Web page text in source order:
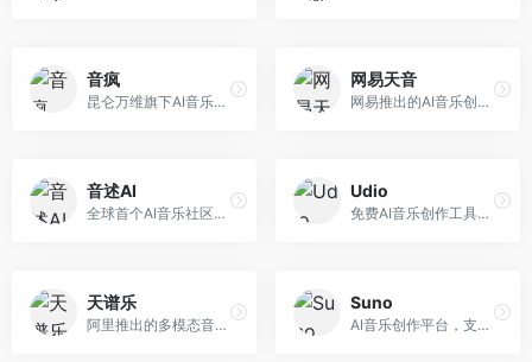
音疯
昆仑万维旗下AI音乐创作平台，专注于音乐内容生成。面向音乐爱好者和内容创作者，提供多种风格音乐生成，操作简便，创作速度快。
网易天音
网易推出的AI音乐创作工具，支持作词、作曲与编曲。面向音乐爱好者和独立音乐人，提供歌词生成、旋律创作、编曲制作等服务，与网易云音乐生态深度整合。
音述AI
全球首个AI音乐社区平台，整合创作与分享功能。面向音乐创作者和爱好者，提供音乐创作、作品分享、社区交流等服务，社区氛围活跃。
Udio
免费AI音乐创作工具，专注于高质量音乐生成。面向音乐创作者和内容制作者，支持多种音乐风格生成，音质专业，创作自由度高，适合专业音乐制作场景。
天谱乐
阿里推出的多模态音乐生成平台，整合音频与文本理解能力。面向内容创作者，支持歌词生成、旋律创作、音乐编辑等服务，与阿里生态深度整合。
Suno
AI音乐创作平台，支持通过文字描述生成完整歌曲，包含歌词、旋律和人声。面向音乐爱好者、内容创作者和独立音乐人，操作门槛低，创作速度快，支持多种音乐风格，为音乐创作带来全新可能。